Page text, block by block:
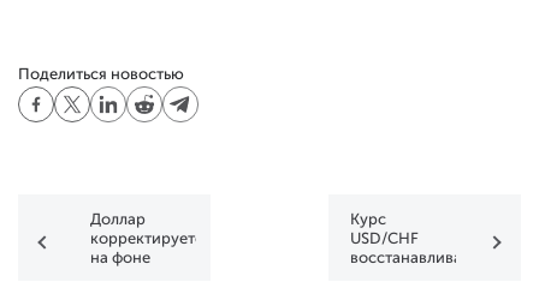
Поделиться новостью
Доллар
корректируется
на фоне
Курс
USD/CHF
восстанавливается